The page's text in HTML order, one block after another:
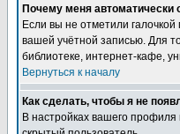
Почему меня автоматически
Если вы не отметили галочкой
вашей учётной записью. Для
библиотеке, интернет-кафе,
Вернуться к началу
Как сделать, чтобы я не
В настройках вашего